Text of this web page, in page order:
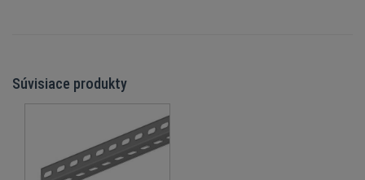
Súvisiace produkty